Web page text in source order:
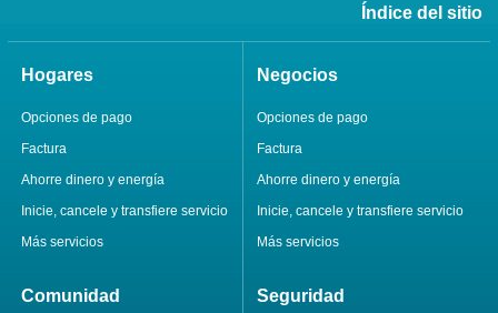
Índice del sitio
Hogares
Opciones de pago
Factura
Ahorre dinero y energía
Inicie, cancele y transfiere servicio
Más servicios
Negocios
Opciones de pago
Factura
Ahorre dinero y energía
Inicie, cancele y transfiere servicio
Más servicios
Comunidad Seguridad